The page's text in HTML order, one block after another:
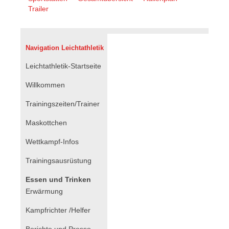
überspringen
Trailer
Navigation Leichtathletik
Navigation
Leichtathletik-Startseite
Willkommen
Trainingszeiten/Trainer
Maskottchen
Wettkampf-Infos
Trainingsausrüstung
Essen und Trinken
Erwärmung
Kampfrichter /Helfer